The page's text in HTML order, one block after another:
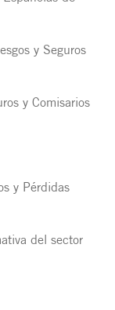
y Seguros
y Comisarios
y Pérdidas
del sector